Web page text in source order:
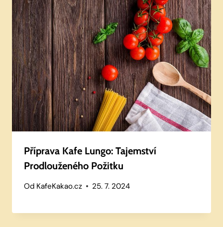
Příprava Kafe Lungo: Tajemství
Prodlouženého Požitku
Od KafeKakao.cz 25. 7. 2024